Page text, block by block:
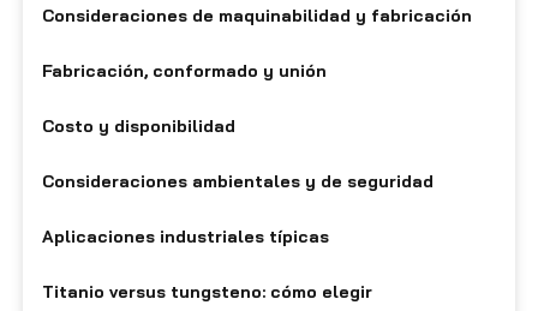
Consideraciones de maquinabilidad y fabricación
Fabricación, conformado y unión
Costo y disponibilidad
Consideraciones ambientales y de seguridad
Aplicaciones industriales típicas
Titanio versus tungsteno: cómo elegir